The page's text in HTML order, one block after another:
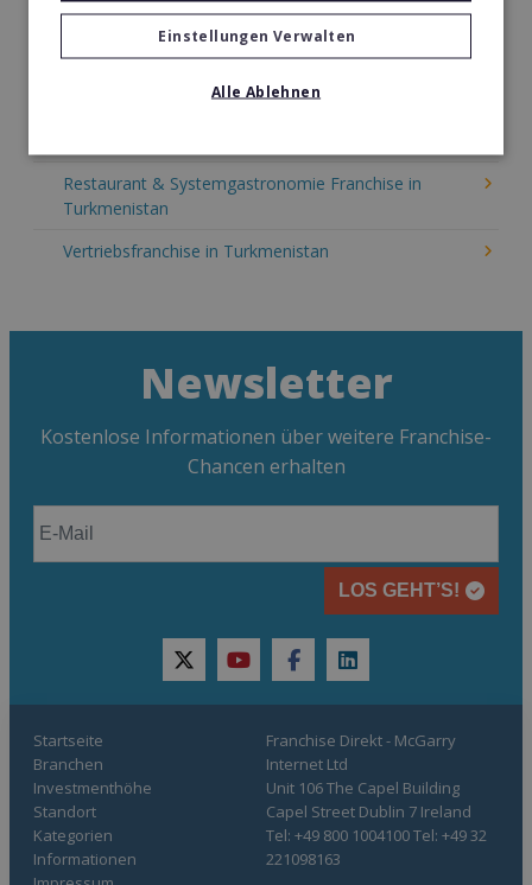
Medien & Werbung Franchise in Turkmenistan
Möbel & Einrichtung Franchise in Turkmenistan
Nachhilfe & Weiterbildung Franchise in Turkmenistan
Restaurant & Systemgastronomie Franchise in
Turkmenistan
Vertriebsfranchise in Turkmenistan
Newsletter
Kostenlose Informationen über weitere Franchise-
Chancen erhalten
LOS GEHT’S!
twitteryoutubefacebooklinkedin
Startseite
Branchen
Investmenthöhe
Standort
Kategorien
Informationen
Franchise Direkt - McGarry
Internet Ltd
Unit 106 The Capel Building
Capel Street Dublin 7 Ireland
Tel: +49 800 1004100 Tel: +49 32
221098163
Einstellungen Verwalten
Alle Ablehnen